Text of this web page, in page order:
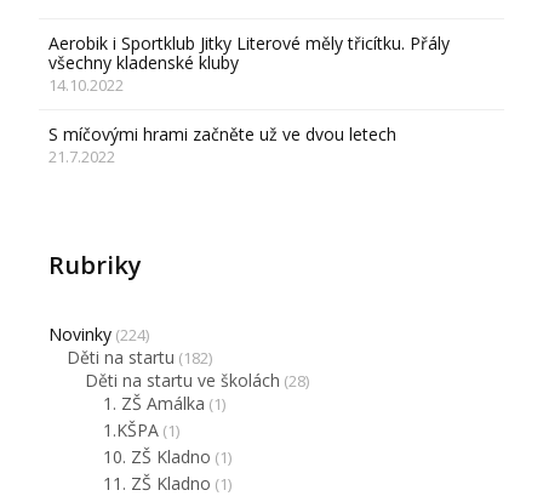
Aerobik i Sportklub Jitky Literové měly třicítku. Přály
všechny kladenské kluby
14.10.2022
S míčovými hrami začněte už ve dvou letech
21.7.2022
Rubriky
Novinky (224)
Děti na startu (182)
Děti na startu ve školách (28)
1. ZŠ Amálka (1)
1.KŠPA (1)
10. ZŠ Kladno (1)
11. ZŠ Kladno (1)